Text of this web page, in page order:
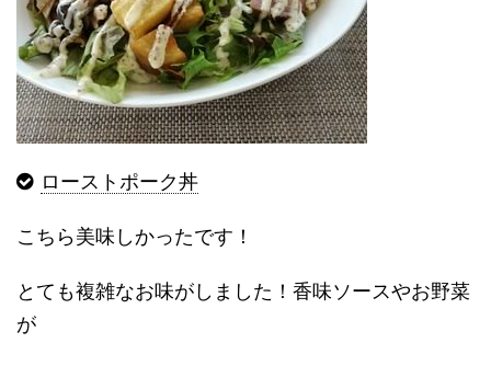
ローストポーク丼
こちら美味しかったです！
とても複雑なお味がしました！香味ソースやお野菜
が